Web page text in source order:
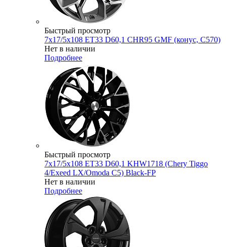
Быстрый просмотр
7x17/5x108 ET33 D60,1 CHR95 GMF (конус, C570)
Нет в наличии
Подробнее
Быстрый просмотр
7x17/5x108 ET33 D60,1 KHW1718 (Chery Tiggo
4/Exeed LX/Omoda C5) Black-FP
Нет в наличии
Подробнее